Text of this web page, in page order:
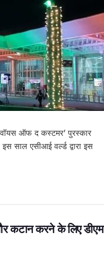
वॉयस ऑफ द कस्टमर’ पुरस्कार
साल एसीआई वर्ल्ड द्वारा इस
कटान करने के लिए डीएम